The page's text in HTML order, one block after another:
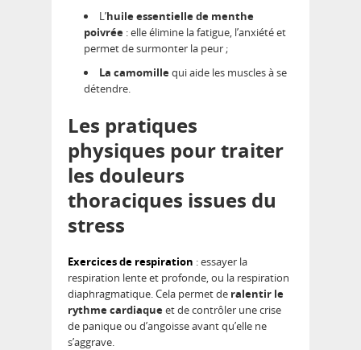
L’huile essentielle de menthe
poivrée : elle élimine la fatigue, l’anxiété et
permet de surmonter la peur ;
La camomillequi aide les muscles à se
détendre.
Les pratiques
physiques pour traiter
les douleurs
thoraciques issues du
stress
Exercices de respiration : essayer la
respiration lente et profonde, ou la respiration
diaphragmatique. Cela permet de ralentir le
rythme cardiaqueet de contrôler une crise
de panique ou d’angoisse avant qu’elle ne
s’aggrave.